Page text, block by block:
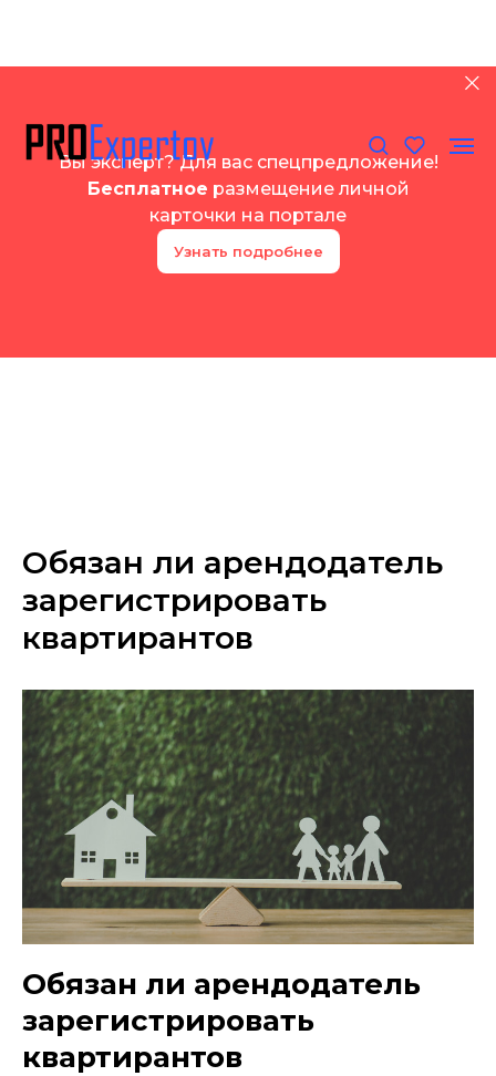
Вы эксперт? Для вас спецпредложение!
Бесплатное размещение личной
карточки на портале
Узнать подробнее
Обязан ли арендодатель
зарегистрировать
квартирантов
Обязан ли арендодатель
зарегистрировать
квартирантов